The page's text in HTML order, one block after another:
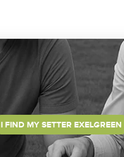
I FIND MY SETTER EXELGREEN